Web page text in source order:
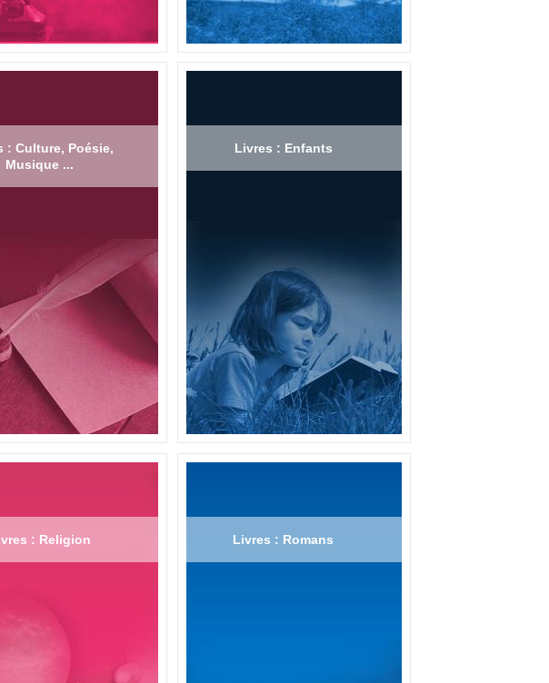
: Culture, Poésie,
Musique ...
Livres : Enfants
: Religion Livres : Romans